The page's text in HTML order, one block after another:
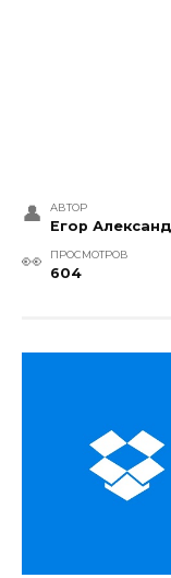
АВТОР
Егор
ПРОСМОТРОВ
604